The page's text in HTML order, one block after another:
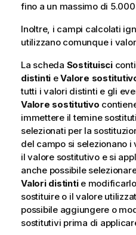
fino a un massimo di
Inoltre, i campi calcolati
utilizzano comunque i
La scheda Sostituisci
distinti eValore
tutti i valori distinti e gli
Valore sostitutivo
immettere il temine
selezionati per la
del campo si selezionano
il valore sostitutivo e si
anche possibile
Valori distintie
sostituire o il valore
possibile aggiungere o
sostitutivi prima di